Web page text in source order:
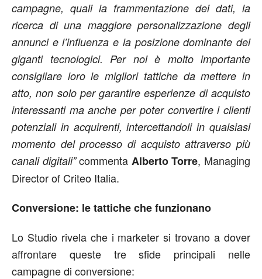
campagne, quali la frammentazione dei dati, la
ricerca di una maggiore personalizzazione degli
annunci e l’influenza e la posizione dominante dei
giganti tecnologici. Per noi è molto importante
consigliare loro le migliori tattiche da mettere in
atto, non solo per garantire esperienze di acquisto
interessanti ma anche per poter convertire i clienti
potenziali in acquirenti, intercettandoli in qualsiasi
momento del processo di acquisto attraverso più
canali digitali”commenta Alberto Torre, Managing
Director of Criteo Italia.
Conversione: le tattiche che funzionano
Lo Studio rivela che i marketer si trovano a dover
affrontare queste tre sfide principali nelle
campagne di conversione: